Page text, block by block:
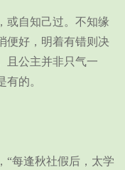
中
小
自知己过。不知缘
便好，明着有错则决
且公主并非只气一
的。
每逢秋社假后，太学